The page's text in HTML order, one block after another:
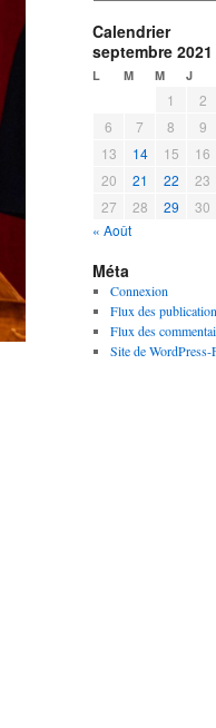
c
h
i
Calendrier
septembre 2021
L M M J
1 2
6
7 8 9
13
14 15 16
20
21 22 23
27
28 29
30
« Août
Méta
Connexion
Flux des
Flux des
Site de WordPress-